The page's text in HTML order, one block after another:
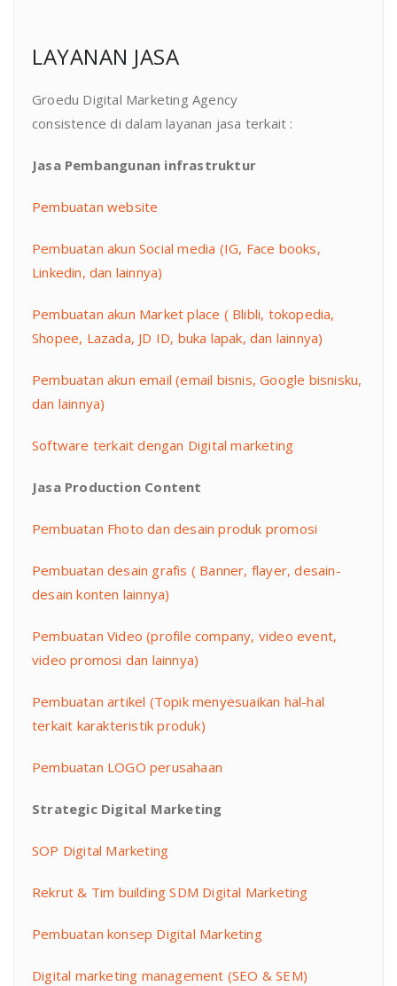
LAYANAN JASA
Groedu Digital Marketing Agency
consistence di dalam layanan jasa terkait :
Jasa Pembangunan infrastruktur
Pembuatan website
Pembuatan akun Social media (IG, Face books,
Linkedin, dan lainnya)
Pembuatan akun Market place ( Blibli, tokopedia,
Shopee, Lazada, JD ID, buka lapak, dan lainnya)
Pembuatan akun email (email bisnis, Google bisnisku,
dan lainnya)
Software terkait dengan Digital marketing
Jasa Production Content
Pembuatan Fhoto dan desain produk promosi
Pembuatan desain grafis ( Banner, flayer, desain-
desain konten lainnya)
Pembuatan Video (profile company, video event,
video promosi dan lainnya)
Pembuatan artikel (Topik menyesuaikan hal-hal
terkait karakteristik produk)
Pembuatan LOGO perusahaan
Strategic Digital Marketing
SOP Digital Marketing
Rekrut & Tim building SDM Digital Marketing
Pembuatan konsep Digital Marketing
Digital marketing management (SEO & SEM)